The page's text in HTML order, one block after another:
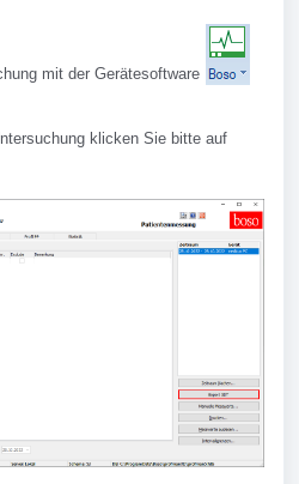
mit der Gerätesoftware
klicken Sie bitte auf